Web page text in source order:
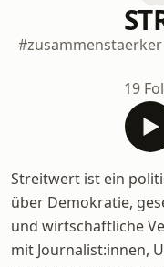
19
Streitwert ist ein
über Demokratie,
und wirtschaftliche
mit Journalist:innen,